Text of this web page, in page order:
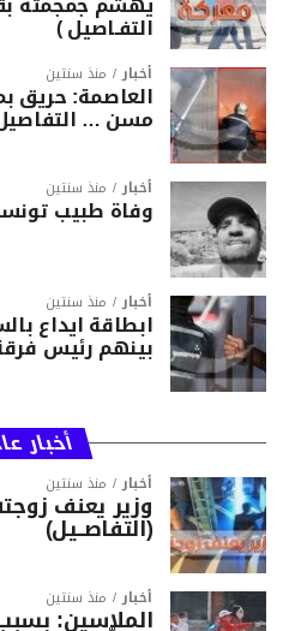
التفـاصيل )
أخبار منذ سنتين
العاصمة: حريق
مسن …
أخبار منذ سنتين
وفاة طبيب
أخبار منذ سنتين
بينهم رئيس
أخبار
أخبار منذ سنتين
وزير يعنف
(التفاصــيل)
أخبار منذ سنتين
الملاسين: